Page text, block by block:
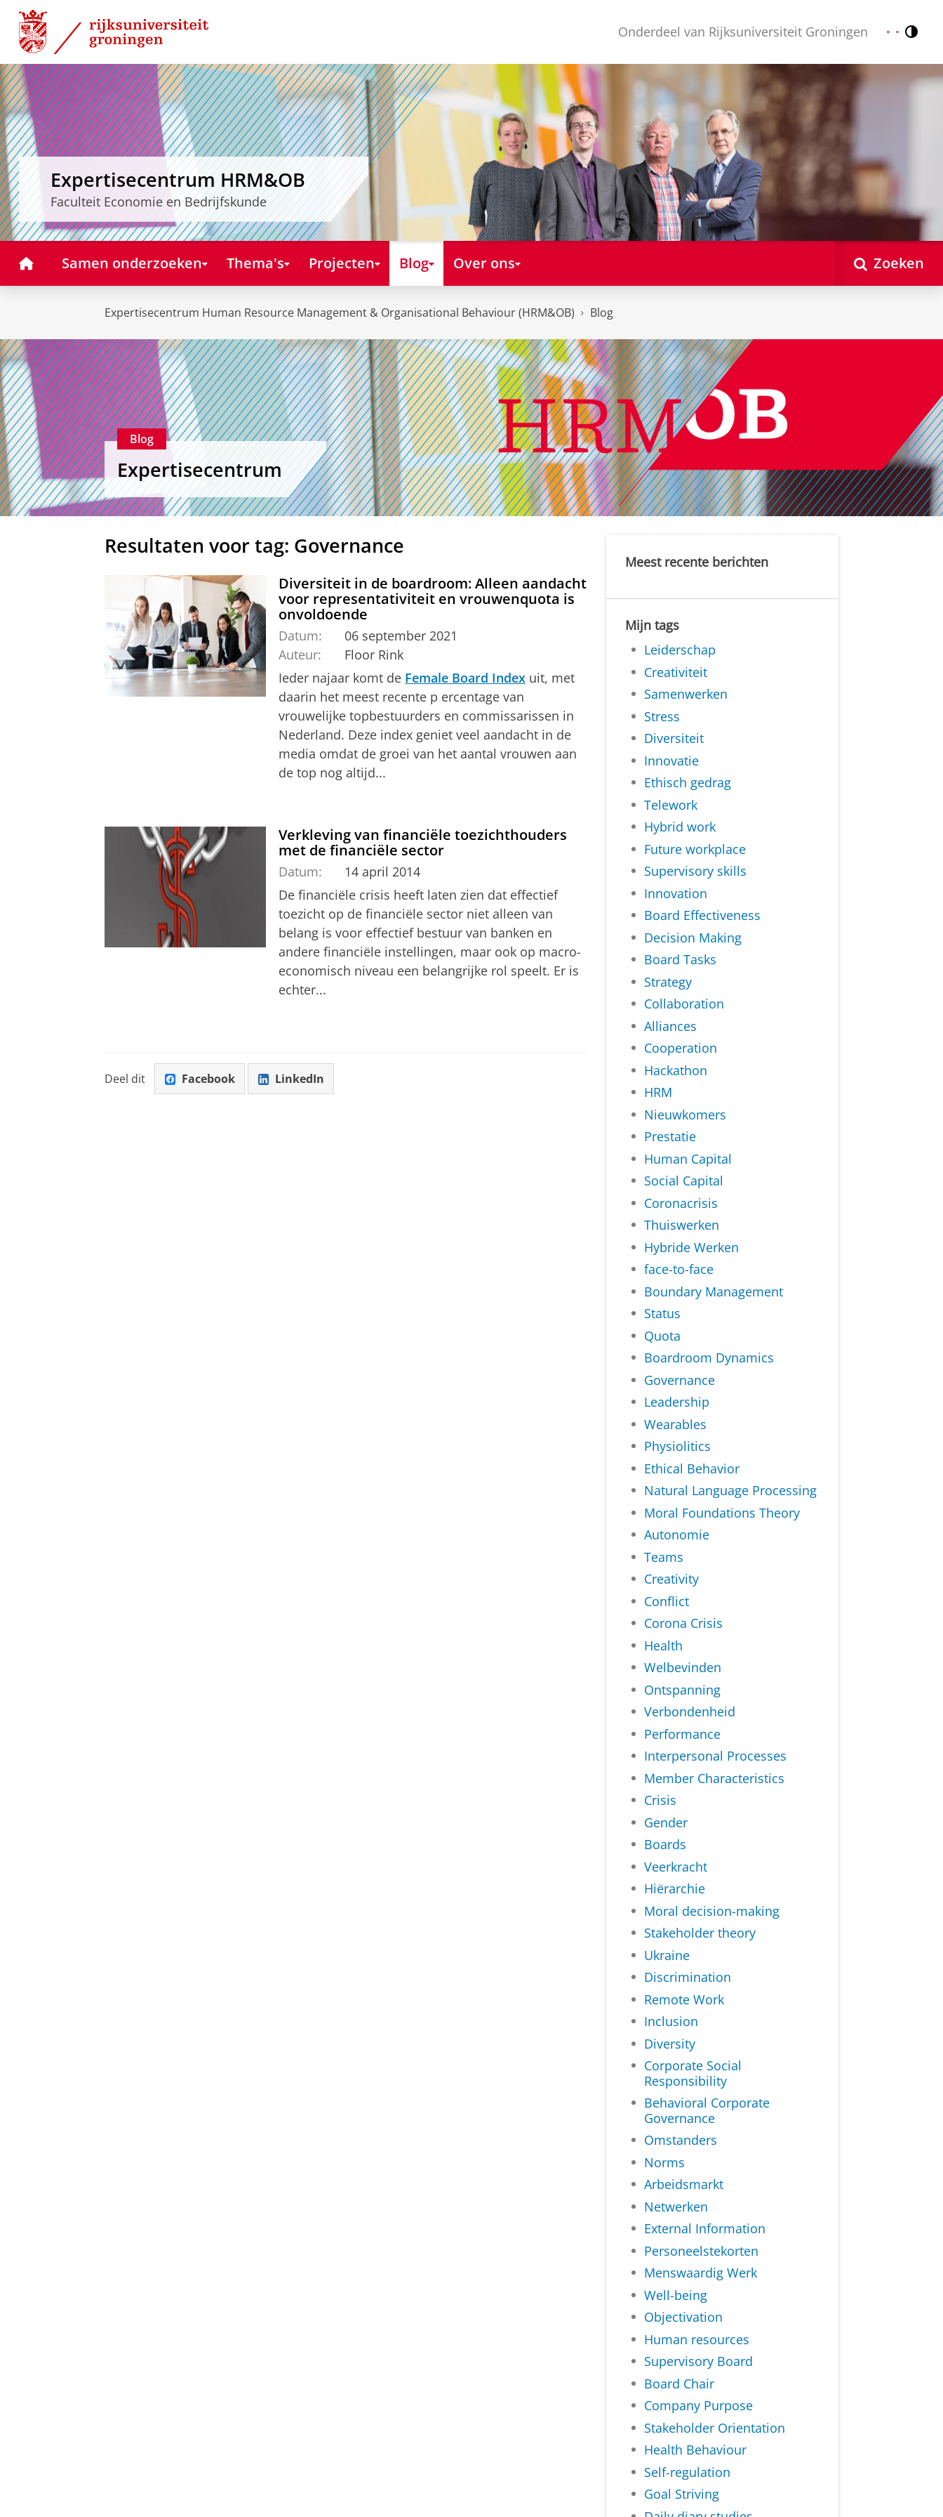
Skip
Content
Skip
Navigation
Onderdeel van Rijksuniversiteit Groningen Nederlands
English
Expertisecentrum HRM&OB
Faculteit Economie en Bedrijfskunde
HomeSamen onderzoeken Thema's Projecten Blog Over ons Zoeken
Expertisecentrum Human Resource Management & Organisational Behaviour (HRM&OB) Blog
Blog
Expertisecentrum
Resultaten voor tag: Governance
Diversiteit in de boardroom: Alleen aandacht
voor representativiteit en vrouwenquota is
onvoldoende
Datum:
06 september 2021
Auteur:
Floor Rink
Ieder najaar komt de Female Board Index uit, met
daarin het meest recente p ercentage van
vrouwelijke topbestuurders en commissarissen in
Nederland. Deze index geniet veel aandacht in de
media omdat de groei van het aantal vrouwen aan
de top nog altijd...
Verkleving van financiële toezichthouders
met de financiële sector
Datum:
14 april 2014
De financiële crisis heeft laten zien dat effectief
toezicht op de financiële sector niet alleen van
belang is voor effectief bestuur van banken en
andere financiële instellingen, maar ook op macro-
economisch niveau een belangrijke rol speelt. Er is
echter...
Deel dit Facebook LinkedIn
Meest recente berichten
Mijn tags
Leiderschap
Creativiteit
Samenwerken
Stress
Diversiteit
Innovatie
Ethisch gedrag
Telework
Hybrid work
Future workplace
Supervisory skills
Innovation
Board Effectiveness
Decision Making
Board Tasks
Strategy
Collaboration
Alliances
Cooperation
Hackathon
HRM
Nieuwkomers
Prestatie
Human Capital
Social Capital
Coronacrisis
Thuiswerken
Hybride Werken
face-to-face
Boundary Management
Status
Quota
Boardroom Dynamics
Governance
Leadership
Wearables
Physiolitics
Ethical Behavior
Natural Language Processing
Moral Foundations Theory
Autonomie
Teams
Creativity
Conflict
Corona Crisis
Health
Welbevinden
Ontspanning
Verbondenheid
Performance
Interpersonal Processes
Member Characteristics
Crisis
Gender
Boards
Veerkracht
Hiërarchie
Moral decision-making
Stakeholder theory
Ukraine
Discrimination
Remote Work
Inclusion
Diversity
Corporate Social
Responsibility
Behavioral Corporate
Governance
Omstanders
Norms
Arbeidsmarkt
Netwerken
External Information
Personeelstekorten
Menswaardig Werk
Well-being
Objectivation
Human resources
Supervisory Board
Board Chair
Company Purpose
Stakeholder Orientation
Health Behaviour
Self-regulation
Goal Striving